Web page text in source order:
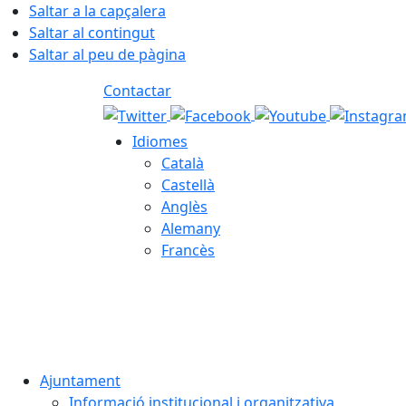
Saltar a la capçalera
Saltar al contingut
Saltar al peu de pàgina
Contactar
Idiomes
Català
Castellà
Anglès
Alemany
Francès
Ajuntament